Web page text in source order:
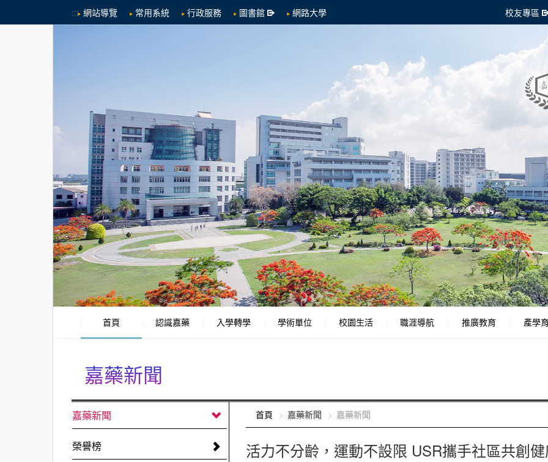
跳到中央內容區塊::: 網站導覽 常用系統 行政服務 圖書館 網路大學 校友專區
首頁 認識嘉藥 入學轉學 學術單位 校園生活 職涯導航 推廣教育 產學
嘉藥新聞
嘉藥新聞
榮譽榜
首頁 嘉藥新聞 嘉藥新聞
活力不分齡，運動不設限 USR攜手社區共創